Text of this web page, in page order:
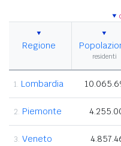
Regione
residenti
1. Lombardia
2. Piemonte
3. Veneto